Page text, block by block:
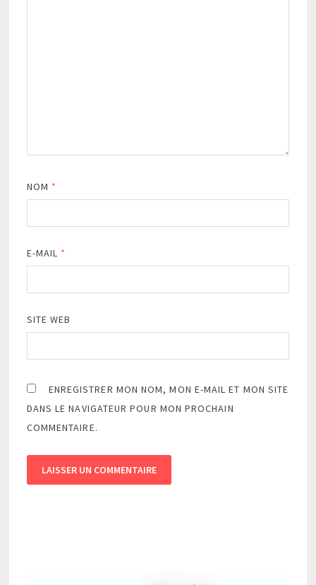
NOM *
E-MAIL *
SITE WEB
ENREGISTRER MON NOM, MON E-MAIL ET MON SITE
DANS LE NAVIGATEUR POUR MON PROCHAIN
COMMENTAIRE.